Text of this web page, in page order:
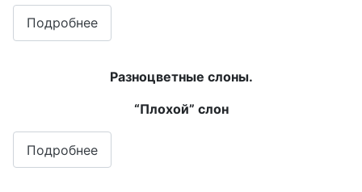
Подробнее
Разноцветные слоны.
“Плохой” слон
Подробнее